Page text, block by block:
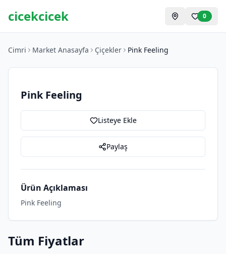
cicekcicek 0
Cimri Market Anasayfa Çiçekler Pink Feeling
Pink Feeling
Listeye Ekle
Paylaş
Ürün Açıklaması
Pink Feeling
Tüm Fiyatlar